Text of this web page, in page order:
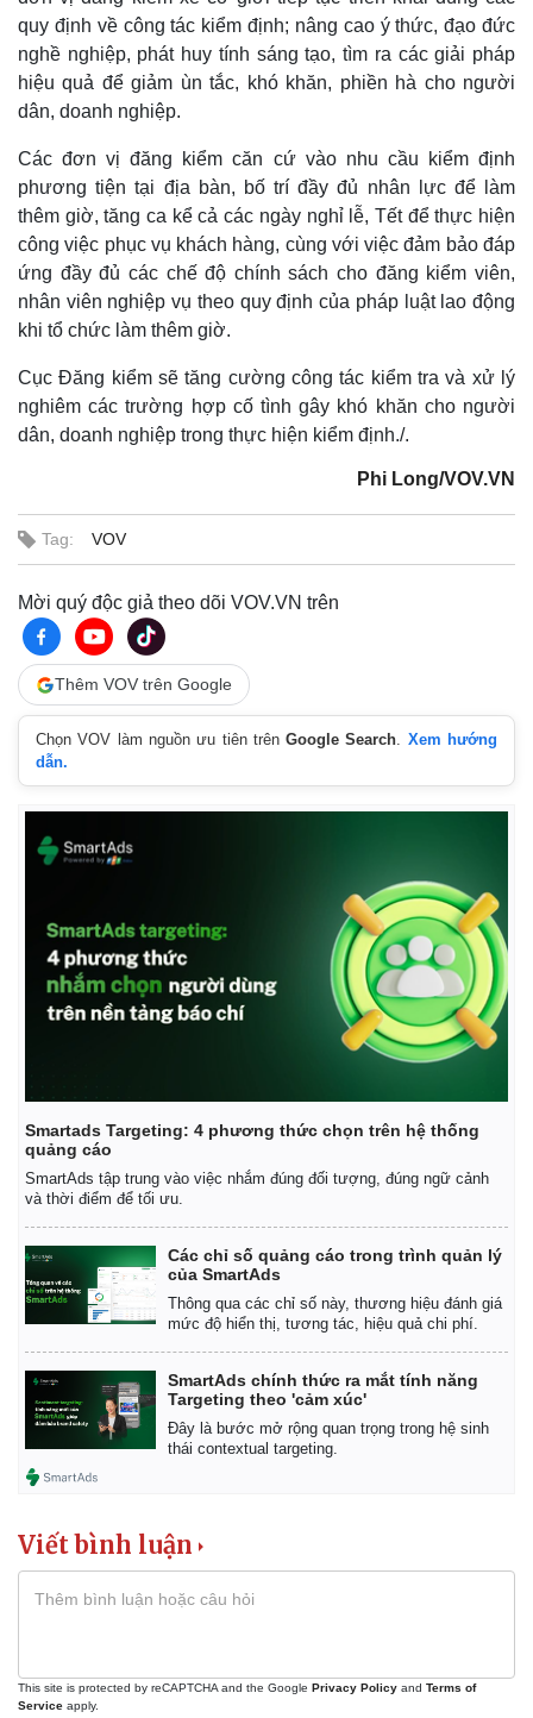
Bất động sản
Khởi nghiệp
Tiêu dùng
Chứng khoán
quy định về công tác kiểm định; nâng cao ý thức, đạo đức
nghề nghiệp, phát huy tính sáng tạo, tìm ra các giải pháp
hiệu quả để giảm ùn tắc, khó khăn, phiền hà cho người
dân, doanh nghiệp.
Các đơn vị đăng kiểm căn cứ vào nhu cầu kiểm định
phương tiện tại địa bàn, bố trí đầy đủ nhân lực để làm
thêm giờ, tăng ca kể cả các ngày nghỉ lễ, Tết để thực hiện
công việc phục vụ khách hàng, cùng với việc đảm bảo đáp
ứng đầy đủ các chế độ chính sách cho đăng kiểm viên,
nhân viên nghiệp vụ theo quy định của pháp luật lao động
khi tổ chức làm thêm giờ.
Cục Đăng kiểm sẽ tăng cường công tác kiểm tra và xử lý
nghiêm các trường hợp cố tình gây khó khăn cho người
dân, doanh nghiệp trong thực hiện kiểm định./.
Phi Long/VOV.VN
Tag: VOV
Mời quý độc giả theo dõi VOV.VN trên
Thêm VOV trên Google
Chọn VOV làm nguồn ưu tiên trênGoogle Search. Xem hướng
dẫn.
Smartads Targeting: 4 phương thức chọn trên hệ thống
quảng cáo
SmartAds tập trung vào việc nhắm đúng đối tượng, đúng ngữ cảnh
và thời điểm để tối ưu.
Các chỉ số quảng cáo trong trình quản lý
của SmartAds
Thông qua các chỉ số này, thương hiệu đánh giá
mức độ hiển thị, tương tác, hiệu quả chi phí.
SmartAds chính thức ra mắt tính năng
Targeting theo 'cảm xúc'
Đây là bước mở rộng quan trọng trong hệ sinh
thái contextual targeting.
Viết bình luận
This site is protected by reCAPTCHA and the Google Privacy Policy and Terms of
Service apply.